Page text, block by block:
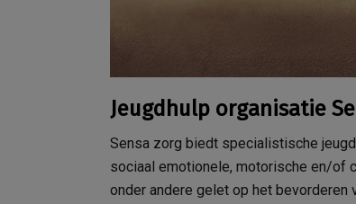
Jeugdhulp organisatie
Sensa zorg biedt specialistische
sociaal emotionele, motorische en/of
onder andere gelet op het bevorderen